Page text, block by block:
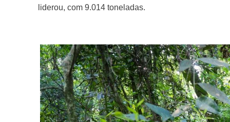
liderou, com 9.014 toneladas.